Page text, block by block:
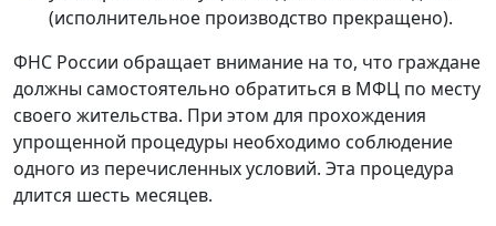
(исполнительное производство прекращено).
ФНС России обращает внимание на то, что граждане
должны самостоятельно обратиться в МФЦ по месту
своего жительства. При этом для прохождения
упрощенной процедуры необходимо соблюдение
одного из перечисленных условий. Эта процедура
длится шесть месяцев.